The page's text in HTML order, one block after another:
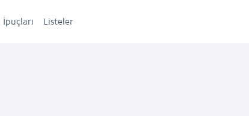
İpuçları Listeler